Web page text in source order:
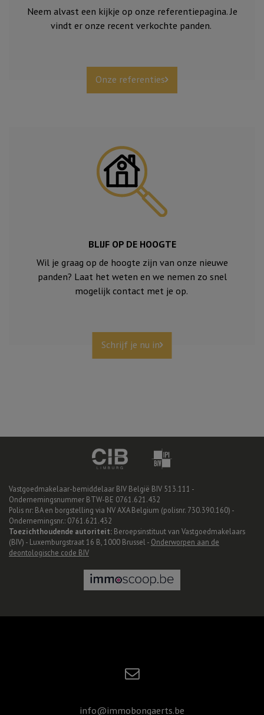
Neem alvast een kijkje op onze referentiepagina. Je
vindt er onze recent verkochte panden.
Onze referenties
BLIJF OP DE HOOGTE
Wil je graag op de hoogte zijn van onze nieuwe
panden? Laat het weten en we nemen zo snel
mogelijk contact met je op.
Schrijf je nu in
Vastgoedmakelaar-bemiddelaar BIV België BIV 513.111 -
Ondernemingsnummer BTW-BE 0761.621.432
Polis nr: BA en borgstelling via NV AXA Belgium (polisnr. 730.390.160) -
Ondernemingsnr.: 0761.621.432
Toezichthoudende autoriteit: Beroepsinstituut van Vastgoedmakelaars
(BIV) - Luxemburgstraat 16 B, 1000 Brussel - Onderworpen aan de
deontologische code BIV
info@immobongaerts.be